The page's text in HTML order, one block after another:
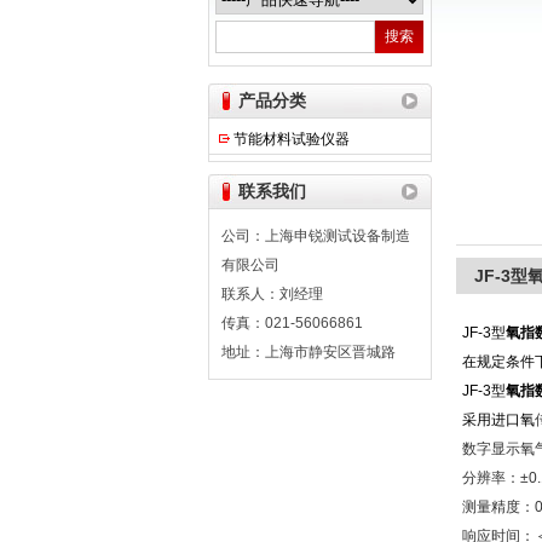
上海申锐测试设备制造有限公司
产品分类
节能材料试验仪器
联系我们
公司：上海申锐测试设备制造
有限公司
联系人：刘经理
传真：021-56066861
地址：上海市静安区晋城路
JF-3型
JF-3型氧指
在规定条件
JF-3型氧指
采用进口氧
数字显示氧
分辨率：
测量精度：
响应时间：